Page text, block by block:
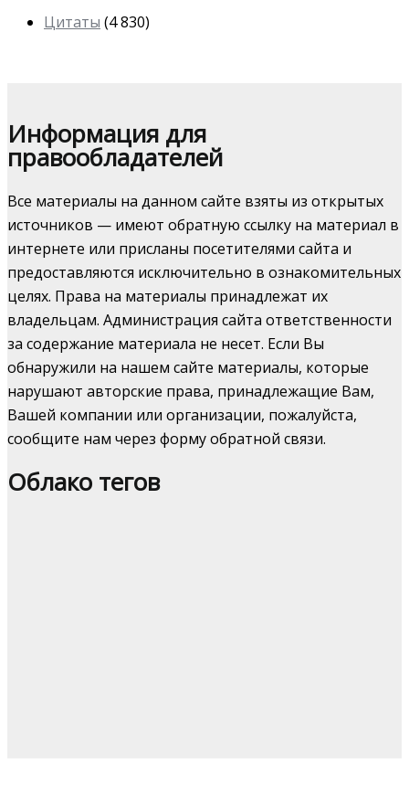
Цитаты (4 830)
Информация для
правообладателей
Все материалы на данном сайте взяты из открытых
источников — имеют обратную ссылку на материал в
интернете или присланы посетителями сайта и
предоставляются исключительно в ознакомительных
целях. Права на материалы принадлежат их
владельцам. Администрация сайта ответственности
за содержание материала не несет. Если Вы
обнаружили на нашем сайте материалы, которые
нарушают авторские права, принадлежащие Вам,
Вашей компании или организации, пожалуйста,
сообщите нам через форму обратной связи.
Облако тегов